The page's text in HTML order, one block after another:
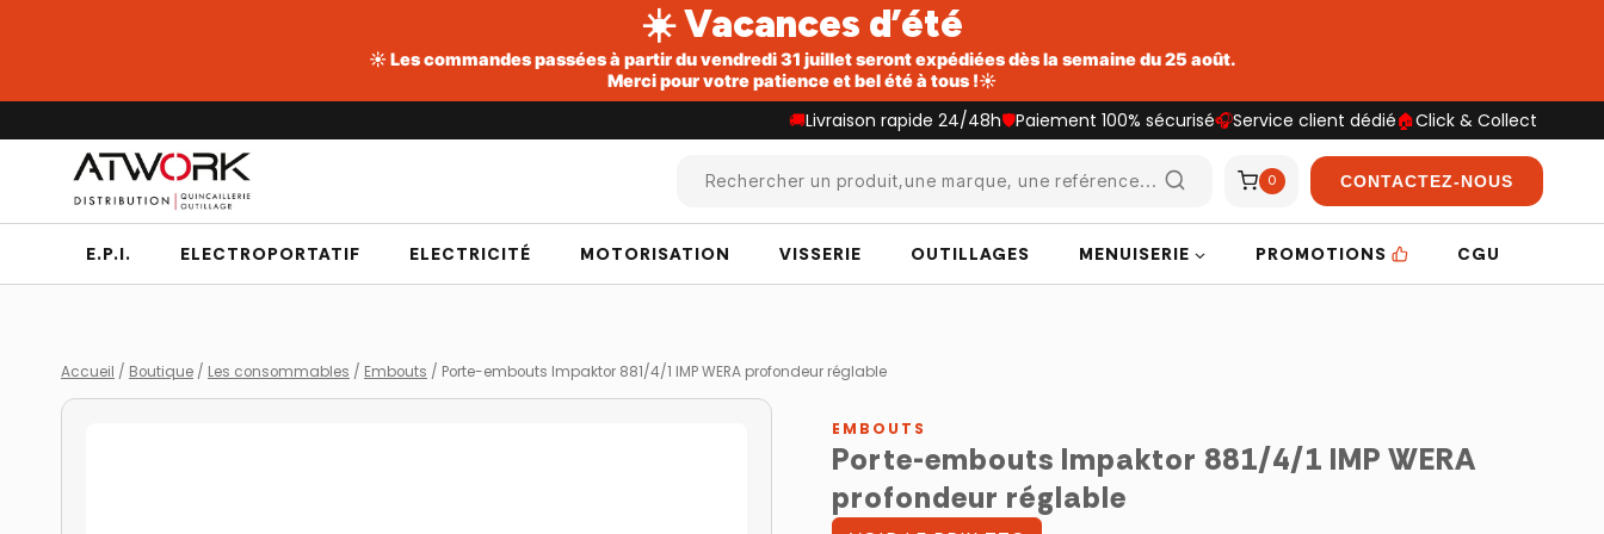
☀️ Vacances d’été
☀️ Les commandes passées à partir du vendredi 31 juillet seront expédiées dès la semaine du 25 août.
Merci pour votre patience et bel été à tous !☀️
au
🚚Livraison rapide 24/48h🛡️Paiement 100% sécurisé🎧Service client dédié🏠Click & Collect
Rechercher un produit,une marque, une reférence... 0 CONTACTEZ-NOUS
E.P.I. ELECTROPORTATIF ELECTRICITÉ MOTORISATION VISSERIE OUTILLAGES MENUISERIE PROMOTIONS CGU
Accueil / Boutique / Les consommables / Embouts / Porte-embouts Impaktor 881/4/1 IMP WERA profondeur réglable
EMBOUTS
Porte-embouts Impaktor 881/4/1 IMP WERA
profondeur réglable